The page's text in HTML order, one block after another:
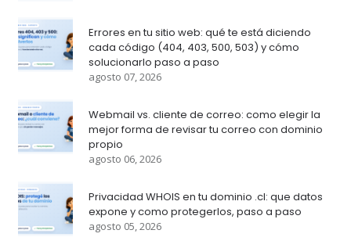
Errores en tu sitio web: qué te está diciendo
cada código (404, 403, 500, 503) y cómo
solucionarlo paso a paso
agosto 07, 2026
Webmail vs. cliente de correo: como elegir la
mejor forma de revisar tu correo con dominio
propio
agosto 06, 2026
Privacidad WHOIS en tu dominio .cl: que datos
expone y como protegerlos, paso a paso
agosto 05, 2026